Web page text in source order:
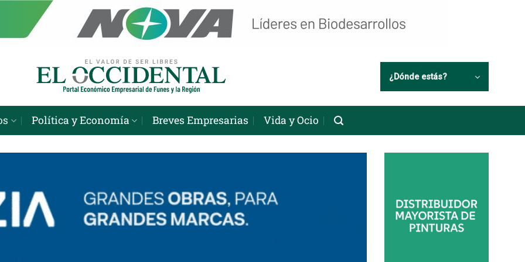
¿Dónde estás?
Política y Economía Breves Empresarias Vida y Ocio